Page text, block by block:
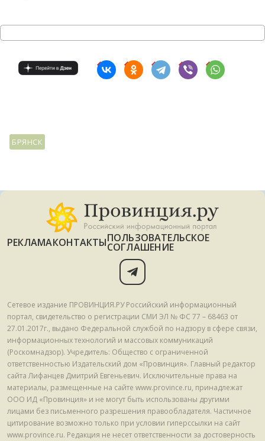
БРЯНСК
РЕКЛАМАКОНТАКТЫПОЛЬЗОВАТЕЛЬСКОЕ
СОГЛАШЕНИЕ
Сетевое издание ПРОВИНЦИЯ.РУ Российский информационный
портал, свидетельство о регистрации СМИ ЭЛ № ФС 77 – 68463 от
27.01.2017г., выдано Федеральной службой по надзору в сфере связи,
информационных технологий и массовых коммуникаций
(Роскомнадзор). Учредитель: Общество с ограниченной
ответственностью Издательский дом «Провинция». Главный редактор
сайта Лифанцев Дмитрий Евгеньевич. Исключительные права на
материалы, размещенные на сайте www.province.ru, принадлежат
ООО ИД «Провинция» и не могут быть использованы другими
лицами без письменного разрешения правообладателя. Частичное
цитирование возможно только при условии гиперссылки на сайт
www.province.ru. Редакция не несет ответственности за достоверность